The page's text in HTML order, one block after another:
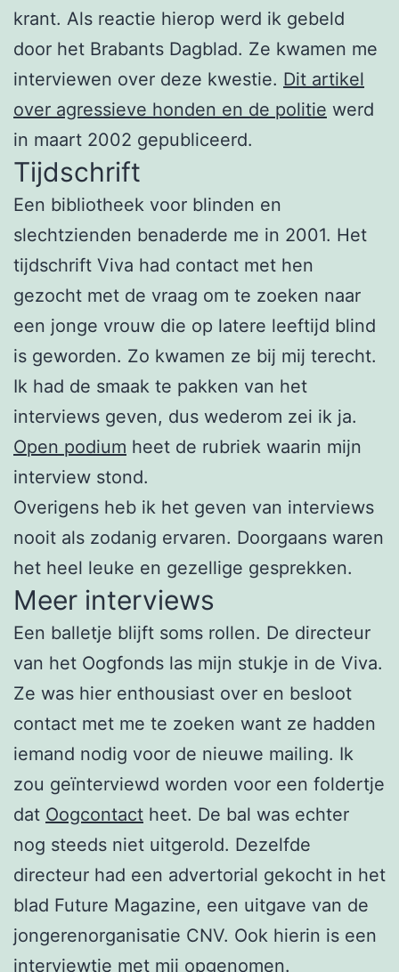
krant. Als reactie hierop werd ik gebeld
door het Brabants Dagblad. Ze kwamen me
interviewen over deze kwestie. Dit artikel
over agressieve honden en de politie werd
in maart 2002 gepubliceerd.
Tijdschrift
Een bibliotheek voor blinden en
slechtzienden benaderde me in 2001. Het
tijdschrift Viva had contact met hen
gezocht met de vraag om te zoeken naar
een jonge vrouw die op latere leeftijd blind
is geworden. Zo kwamen ze bij mij terecht.
Ik had de smaak te pakken van het
interviews geven, dus wederom zei ik ja.
Open podium heet de rubriek waarin mijn
interview stond.
Overigens heb ik het geven van interviews
nooit als zodanig ervaren. Doorgaans waren
het heel leuke en gezellige gesprekken.
Meer interviews
Een balletje blijft soms rollen. De directeur
van het Oogfonds las mijn stukje in de Viva.
Ze was hier enthousiast over en besloot
contact met me te zoeken want ze hadden
iemand nodig voor de nieuwe mailing. Ik
zou geïnterviewd worden voor een foldertje
dat Oogcontact heet. De bal was echter
nog steeds niet uitgerold. Dezelfde
directeur had een advertorial gekocht in het
blad Future Magazine, een uitgave van de
jongerenorganisatie CNV. Ook hierin is een
interviewtje met mij opgenomen.